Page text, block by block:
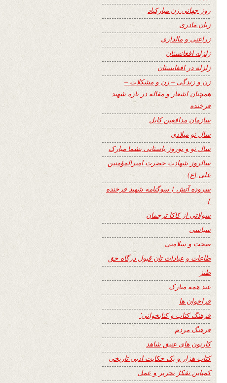
روز جهانی زن مبارکباد
زبان مادری
زراعتی و مالداری
زلزله افغانستان
زلزله در افغانستان
زن و زندگی – زن و مشکلات –
همچنان اشعار و مقاله در باره شهید
فرخنده
سازمان مدافعین کابل
سال نو میلادی
سال نو و نوروز باستانی بشما مبارک
سالروز شهادت حضرت امیرالمؤمنین
علی (ع)
سروده آتش { سوگنامه شهید فرخنده
}
سولاتی از کاکا ترجمان
سیاسی
صحت و سلامتی
طاعات و عبادات تان قبول درگاه حق
طنز
عید همه مبارک
فراخوان ها
فرهنگ کتاب و کتابخوانی٬
فرهنگ مردم
کارتون های عتیق شاهد
کتاب هزار و یک حکایت ادبی تاریخی
کمپاین تفکرُ تحریر و عمل